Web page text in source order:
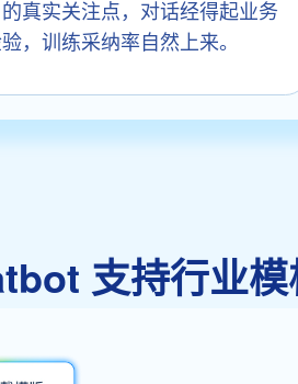
真实关注点，对话经得起业务
，训练采纳率自然上来。
支持行业